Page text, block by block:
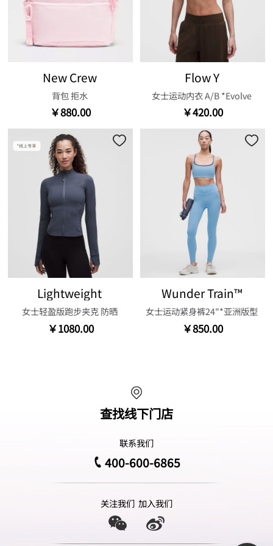
New Crew
背包 拒水
￥880.00
Flow Y
女士运动内衣 A/B *Evolve
￥420.00
Lightweight
女士轻盈版跑步夹克 防晒
￥1080.00
Wunder Train™
女士运动紧身裤24"*亚洲版型
￥850.00
查找线下门店
联系我们
400-600-6865
关注我们 加入我们